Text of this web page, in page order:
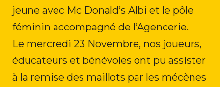
jeune avec Mc Donald’s Albi et le pôle
féminin accompagné de l’Agencerie.
Le mercredi 23 Novembre, nos joueurs,
éducateurs et bénévoles ont pu assister
à la remise des maillots par les mécènes